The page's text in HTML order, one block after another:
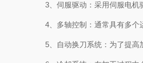
3、伺服驱动：采用伺服电机驱
4、多轴控制：通常具有多个运
5、自动换刀系统：为了提高加